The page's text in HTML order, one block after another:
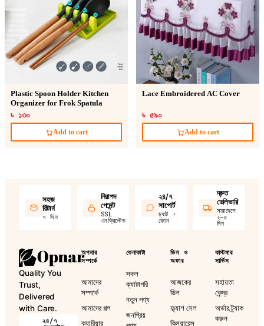
Plastic Spoon Holder Kitchen
Organizer for Frok Spatula
৳ ১৩০
Add to cart
Lace Embroidered AC Cover
৳ ৫৯০
Add to cart
সহজ
রিটার্ন
৭ দিন
নিরাপদ
পেমেন্ট
SSL
এনক্রিপ্টেড
২৪/৭
সাপোর্ট
চ্যাট ·
ফোন
দ্রুত
ডেলিভারি
সারাদেশে
২–৫
দিন
Quality You
Trust,
Delivered
with Care.
২৪/৭
অপনার
সম্পর্কে
আমাদের
সম্পর্কে
আমাদের গল্প
ক্যারিয়ার
কেনাকাটা
সকল
ক্যাটাগরি
নতুন পণ্য
জনপ্রিয়
ডিল ও
অফার
আজকের
ডিল
ফ্ল্যাশ সেল
ক্লিয়ারেন্স
কাস্টমার
সার্ভিস
সহায়তা
কেন্দ্র
অর্ডার ট্র্যাক
করুন